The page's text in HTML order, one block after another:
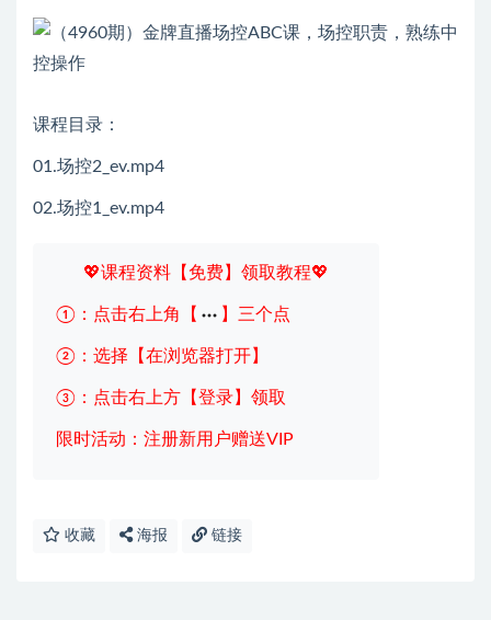
课程目录：
01.场控2_ev.mp4
02.场控1_ev.mp4
💖课程资料【免费】领取教程💖
①：点击右上角【 】三个点
②：选择【在浏览器打开】
③：点击右上方【登录】领取
限时活动：注册新用户赠送VIP
收藏 海报 链接